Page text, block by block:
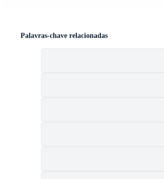
Palavras-chave relacionadas